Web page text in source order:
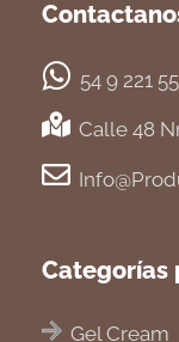
54 9 221
Calle 48
Categorías
Gel Cream